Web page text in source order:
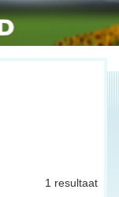
1 resultaat